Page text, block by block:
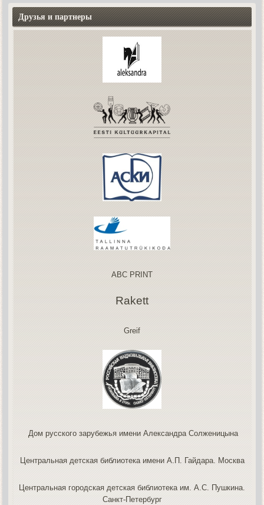
Друзья и партнеры
ABC PRINT
Rakett
Greif
Дом русского зарубежья имени Александра Солженицына
Центральная детская библиотека имени А.П. Гайдара. Москва
Центральная городская детская библиотека им. А.С. Пушкина.
Санкт-Петербург